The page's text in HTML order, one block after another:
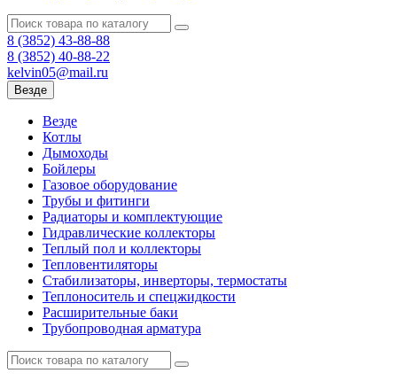
8 (3852) 43-88-88
8 (3852) 40-88-22
kelvin05@mail.ru
Везде
Везде
Котлы
Дымоходы
Бойлеры
Газовое оборудование
Трубы и фитинги
Радиаторы и комплектующие
Гидравлические коллекторы
Теплый пол и коллекторы
Тепловентиляторы
Стабилизаторы, инверторы, термостаты
Теплоноситель и спецжидкости
Расширительные баки
Трубопроводная арматура